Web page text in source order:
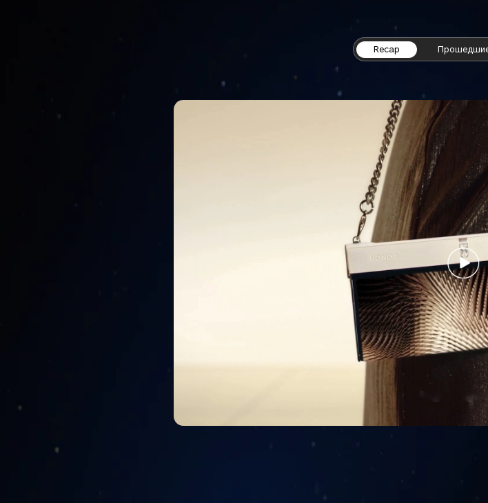
Recap